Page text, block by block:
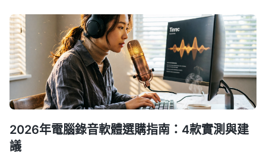
2026年電腦錄音軟體選購指南：4款實測與建
議